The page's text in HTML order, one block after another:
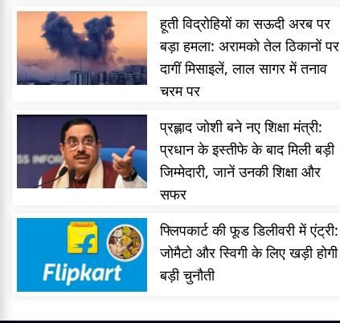
हूती विद्रोहियों का सऊदी अरब पर
बड़ा हमला: अरामको तेल ठिकानों पर
दागीं मिसाइलें, लाल सागर में तनाव
चरम पर
प्रह्लाद जोशी बने नए शिक्षा मंत्री:
प्रधान के इस्तीफे के बाद मिली बड़ी
जिम्मेदारी, जानें उनकी शिक्षा और
सफर
फ्लिपकार्ट की फूड डिलीवरी में एंट्री:
जोमैटो और स्विगी के लिए खड़ी होगी
बड़ी चुनौती